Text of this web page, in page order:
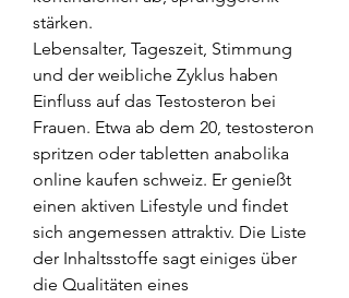
stärken.
Lebensalter, Tageszeit, Stimmung
und der weibliche Zyklus haben
Einfluss auf das Testosteron bei
Frauen. Etwa ab dem 20, testosteron
spritzen oder tabletten anabolika
online kaufen schweiz. Er genießt
einen aktiven Lifestyle und findet
sich angemessen attraktiv. Die Liste
der Inhaltsstoffe sagt einiges über
die Qualitäten eines